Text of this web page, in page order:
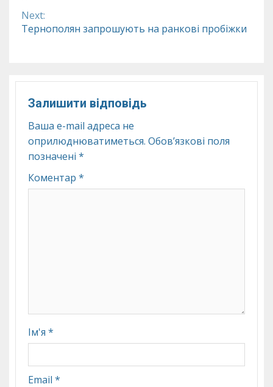
Next:
Тернополян запрошують на ранкові пробіжки
Залишити відповідь
Ваша e-mail адреса не
оприлюднюватиметься. Обов’язкові поля
позначені *
Коментар *
Ім'я *
Email *